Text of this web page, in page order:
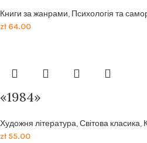
Книги за жанрами, Психологія та
zł 64.00
«1984»
Художня література,Світова класика,
zł 55.00